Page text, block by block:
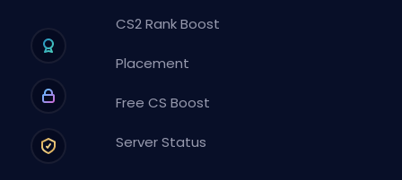
CS2 Rank Boost
Placement
Free CS Boost
Server Status